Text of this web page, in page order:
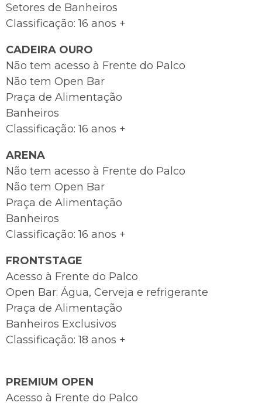
Setores de Banheiros
Classificação: 16 anos +
CADEIRA OURO
Não tem acesso à Frente do Palco
Não tem Open Bar
Praça de Alimentação
Banheiros
Classificação: 16 anos +
ARENA
Não tem acesso à Frente do Palco
Não tem Open Bar
Praça de Alimentação
Banheiros
Classificação: 16 anos +
FRONTSTAGE
Acesso à Frente do Palco
Open Bar: Água, Cerveja e refrigerante
Praça de Alimentação
Banheiros Exclusivos
Classificação: 18 anos +
PREMIUM OPEN
Acesso à Frente do Palco